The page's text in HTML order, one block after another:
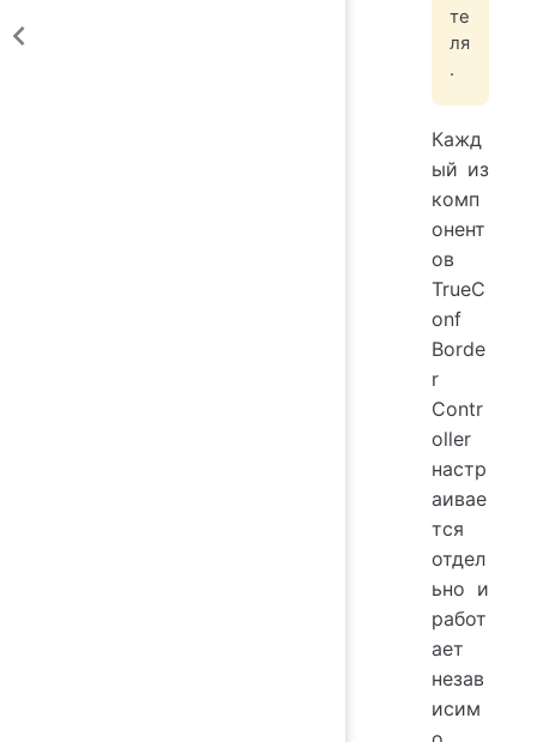
те
ля
.
Кажд
ый из
комп
онент
ов
TrueC
onf
Borde
r
Contr
oller
настр
аивае
тся
отдел
ьно и
работ
ает
незав
исим